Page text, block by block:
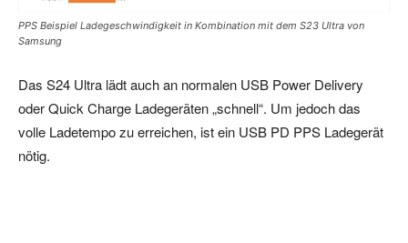
PPS Beispiel Ladegeschwindigkeit in Kombination mit dem S23 Ultra von
Samsung
Das S24 Ultra lädt auch an normalen USB Power Delivery
oder Quick Charge Ladegeräten „schnell“. Um jedoch das
volle Ladetempo zu erreichen, ist ein USB PD PPS Ladegerät
nötig.